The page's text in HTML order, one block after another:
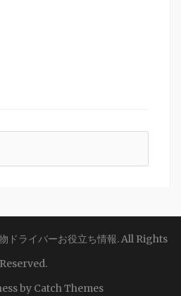
ドライバーお役立ち情報. All Rights
Reserved.
by Catch Themes